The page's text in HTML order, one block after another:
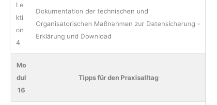
Le
kti
on
4
Dokumentation der technischen und
Organisatorischen Maßnahmen zur Datensicherung -
Erklärung und Download
Mo
dul
16
Tipps für den Praxisalltag